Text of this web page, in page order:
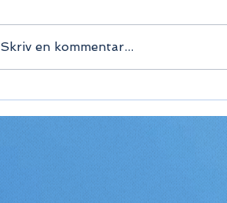
Skriv en kommentar...